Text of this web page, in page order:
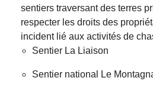
sentiers traversant des terres
respecter les droits des
incident lié aux activités de
Sentier La Liaison
Sentier national Le